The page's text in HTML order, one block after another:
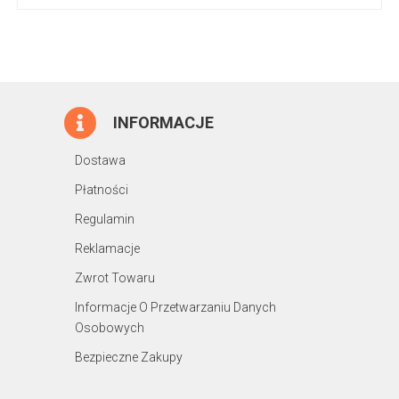
INFORMACJE
Dostawa
Płatności
Regulamin
Reklamacje
Zwrot Towaru
Informacje O Przetwarzaniu Danych
Osobowych
Bezpieczne Zakupy